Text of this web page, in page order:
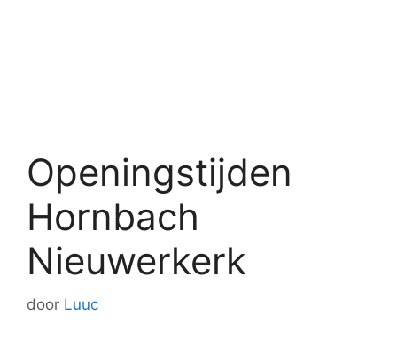
Openingstijden
Hornbach
Nieuwerkerk
door Luuc